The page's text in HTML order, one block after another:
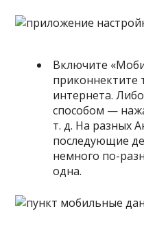
Включите
приконнектите
интернета.
способом —
т. д. На разных
последующие
немного по-
одна.